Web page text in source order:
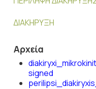
ΔΙΑΚΗΡΥΞΗ
Αρχεία
signed